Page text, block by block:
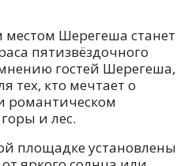
Шерегеша станет
пятизвёздочного
гостей Шерегеша,
тех, кто мечтает о
романтическом
и лес.
площадке установлены